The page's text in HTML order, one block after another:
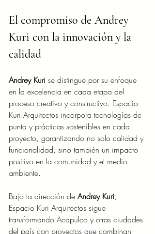
El compromiso de Andrey
Kuri con la innovación y la
calidad
Andrey Kuri se distingue por su enfoque
en la excelencia en cada etapa del
proceso creativo y constructivo. Espacio
Kuri Arquitectos incorpora tecnologías de
punta y prácticas sostenibles en cada
proyecto, garantizando no solo calidad y
funcionalidad, sino también un impacto
positivo en la comunidad y el medio
ambiente.
Bajo la dirección de Andrey Kuri,
Espacio Kuri Arquitectos sigue
transformando Acapulco y otras ciudades
del país con proyectos que combinan